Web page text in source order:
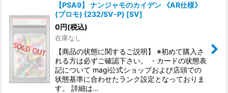
【PSA9】 ナンジャモのカイデン 《AR仕様》
(プロモ) {232/SV-P} [SV]
0円(税込)
在庫なし
【商品の状態に関するご説明】 ※初めて購入さ
れる方は必ずご確認下さい。 ・カードの状態表
記について magi公式ショップおよび店頭での
状態基準に合わせたランク設定となっておりま
す。 詳細は…